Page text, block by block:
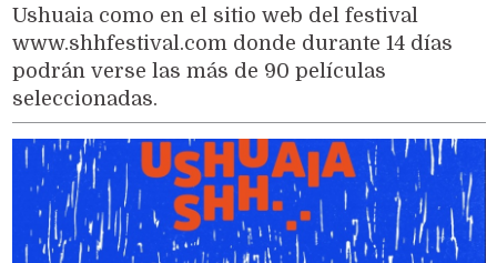
Ushuaia como en el sitio web del festival
www.shhfestival.com donde durante 14 días
podrán verse las más de 90 películas
seleccionadas.